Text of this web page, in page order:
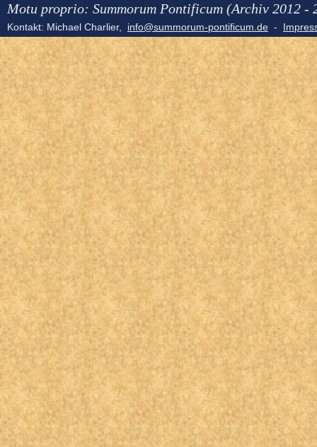
Motu proprio: Summorum Pontificum (Archiv 2012 -
Kontakt: Michael Charlier, info@summorum-pontificum.de -